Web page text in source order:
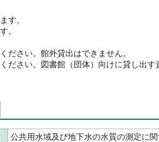
す。
。
ださい。館外貸出はできません。
ださい。図書館（団体）向けに貸し出す
公共用水域及び地下水の水質の測定に